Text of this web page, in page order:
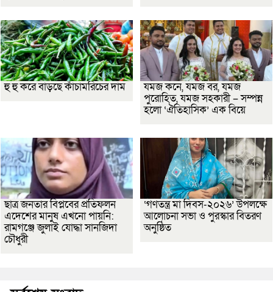
হু হু করে বাড়ছে কাঁচামরিচের দাম
যমজ কনে, যমজ বর, যমজ
পুরোহিত, যমজ সহকারী – সম্পন্ন
হলো ‘ঐতিহাসিক’ এক বিয়ে
ছাত্র জনতার বিপ্লবের প্রতিফলন
এদেশের মানুষ এখনো পায়নি:
রামগঞ্জে জুলাই যোদ্ধা সানজিদা
চৌধুরী
‘গণতন্ত্র মা দিবস-২০২৬’ উপলক্ষে
আলোচনা সভা ও পুরস্কার বিতরণ
অনুষ্ঠিত